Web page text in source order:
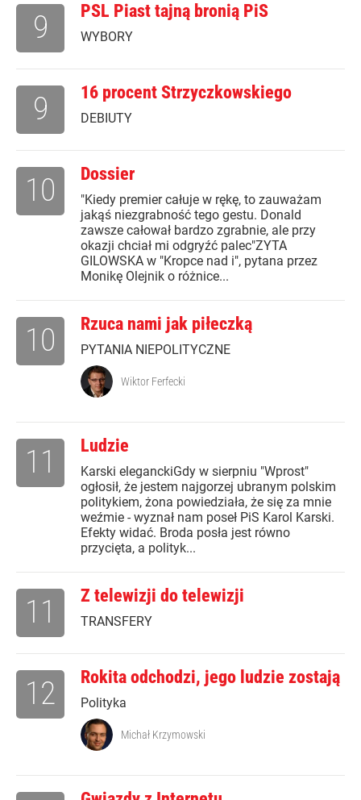
PSL Piast tajną bronią PiS
WYBORY
9
16 procent Strzyczkowskiego
DEBIUTY
9
Dossier
"Kiedy premier całuje w rękę, to zauważam
jakąś niezgrabność tego gestu. Donald
zawsze całował bardzo zgrabnie, ale przy
okazji chciał mi odgryźć palec"ZYTA
GILOWSKA w "Kropce nad i", pytana przez
Monikę Olejnik o różnice...
10
Rzuca nami jak piłeczką
PYTANIA NIEPOLITYCZNE
10
Wiktor Ferfecki
Ludzie
Karski eleganckiGdy w sierpniu "Wprost"
ogłosił, że jestem najgorzej ubranym polskim
politykiem, żona powiedziała, że się za mnie
weźmie - wyznał nam poseł PiS Karol Karski.
Efekty widać. Broda posła jest równo
przycięta, a polityk...
11
Z telewizji do telewizji
TRANSFERY
11
Rokita odchodzi, jego ludzie zostają
Polityka
12
Michał Krzymowski